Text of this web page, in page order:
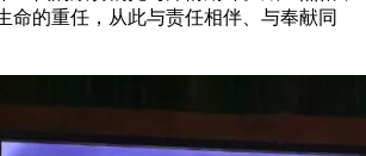
命的重任，从此与责任相伴、与奉献同